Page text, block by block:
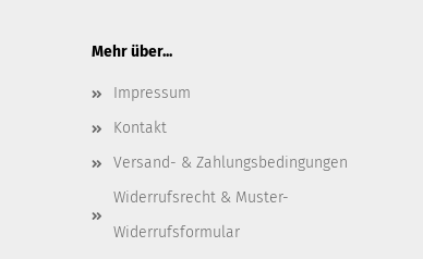
Mehr über...
Impressum
Kontakt
Versand- & Zahlungsbedingungen
Widerrufsrecht & Muster-
Widerrufsformular